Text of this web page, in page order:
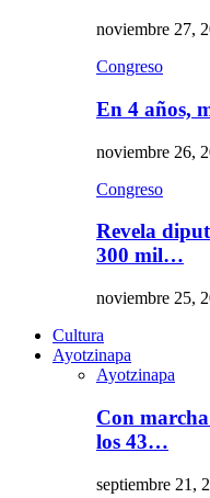
noviembre 27,
Congreso
En 4 años,
noviembre 26,
Congreso
Revela
300 mil…
noviembre 25,
Cultura
Ayotzinapa
Ayotzinapa
Con
los 43…
septiembre 21,